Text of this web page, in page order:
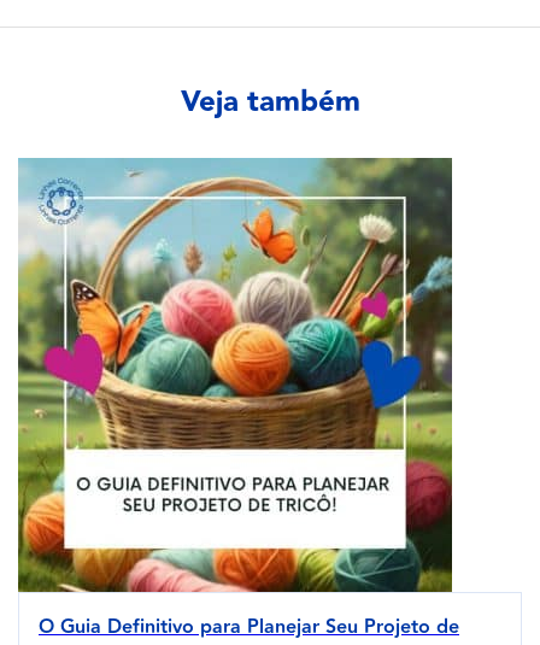
Veja também
O Guia Definitivo para Planejar Seu Projeto de